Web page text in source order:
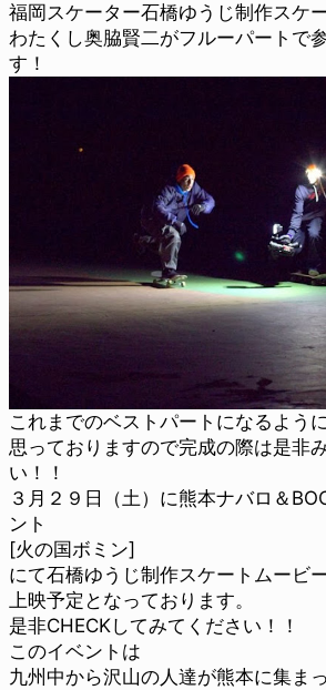
福岡スケーター石橋ゆうじ制作スケ
わたくし奥脇賢二がフルーパートで
す！
これまでのベストパートになるよう
思っておりますので完成の際は是非
い！！
３月２９日（土）に熊本ナバロ＆
ント
[火の国ボミン]
にて石橋ゆうじ制作スケートムービ
上映予定となっております。
是非CHECKしてみてください！！
このイベントは
九州中から沢山の人達が熊本に集ま